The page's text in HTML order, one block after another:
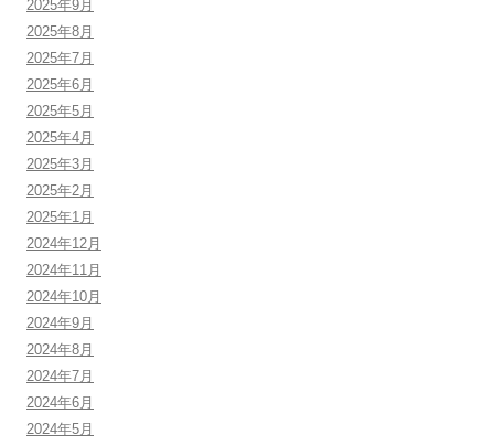
2025年9月
2025年8月
2025年7月
2025年6月
2025年5月
2025年4月
2025年3月
2025年2月
2025年1月
2024年12月
2024年11月
2024年10月
2024年9月
2024年8月
2024年7月
2024年6月
2024年5月